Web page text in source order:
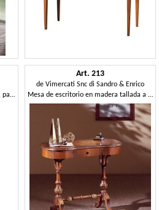
Escritorio en madera contrachapada, patas de metal afilado
Art. 213
de Vimercati Snc di Sandro & Enrico
Mesa de escritorio en madera tallada a mano, con cajón, de estilo clásico